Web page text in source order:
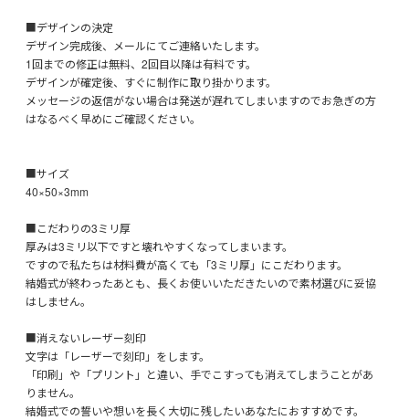
■デザインの決定
デザイン完成後、メールにてご連絡いたします。
1回までの修正は無料、2回目以降は有料です。
デザインが確定後、すぐに制作に取り掛かります。
メッセージの返信がない場合は発送が遅れてしまいますのでお急ぎの方
はなるべく早めにご確認ください。
■サイズ
40×50×3mm
■こだわりの3ミリ厚
厚みは3ミリ以下ですと壊れやすくなってしまいます。
ですので私たちは材料費が高くても「3ミリ厚」にこだわります。
結婚式が終わったあとも、長くお使いいただきたいので素材選びに妥協
はしません。
■消えないレーザー刻印
文字は「レーザーで刻印」をします。
「印刷」や「プリント」と違い、手でこすっても消えてしまうことがあ
りません。
結婚式での誓いや想いを長く大切に残したいあなたにおすすめです。